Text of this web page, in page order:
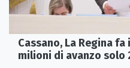
Cassano, La Regina
milioni di avanzo solo